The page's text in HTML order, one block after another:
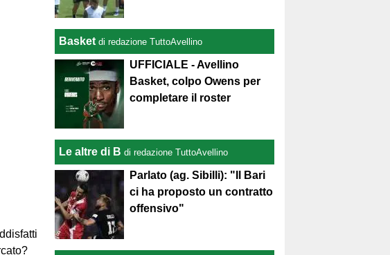
Basket di redazione TuttoAvellino
UFFICIALE - Avellino
Basket, colpo Owens per
completare il roster
Le altre di B di redazione TuttoAvellino
Parlato (ag. Sibilli): "Il Bari
ci ha proposto un contratto
offensivo"